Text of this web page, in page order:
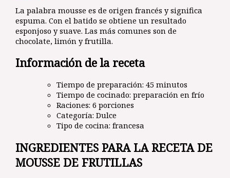
La palabra mousse es de origen francés y significa
espuma. Con el batido se obtiene un resultado
esponjoso y suave. Las más comunes son de
chocolate, limón y frutilla.
Información de la receta
Tiempo de preparación: 45 minutos
Tiempo de cocinado: preparación en frío
Raciones: 6 porciones
Categoría: Dulce
Tipo de cocina: francesa
INGREDIENTES PARA LA RECETA DE
MOUSSE DE FRUTILLAS